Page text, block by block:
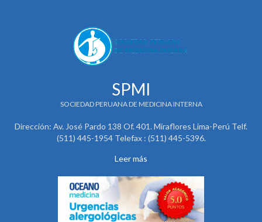
SPMI
SOCIEDAD PERUANA DE MEDICINA INTERNA
Dirección: Av. José Pardo 138 Of. 401. Miraflores Lima-Perú Telf.
(511) 445-1954 Telefax : (511) 445-5396.
Leer más